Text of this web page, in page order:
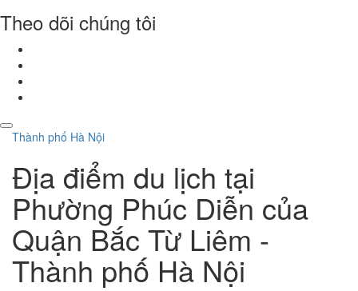
Theo dõi chúng tôi
Thành phố Hà Nội
Địa điểm du lịch tại
Phường Phúc Diễn của
Quận Bắc Từ Liêm -
Thành phố Hà Nội